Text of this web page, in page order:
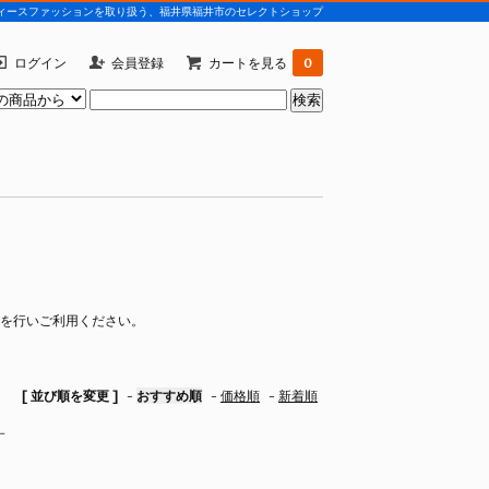
スファッションを取り扱う、福井県福井市のセレクトショップ
ログイン 会員登録 カートを見る 0
行いご利用ください。
[ 並び順を変更 ] - おすすめ順 - 価格順 - 新着順